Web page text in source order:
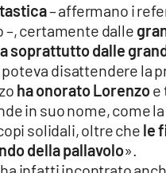
– affermano i
–, certamente dalle
soprattutto dalle
poteva disattendere la
ha onorato Lorenzoe
in suo nome, come la
solidali, oltre che le
della pallavolo».